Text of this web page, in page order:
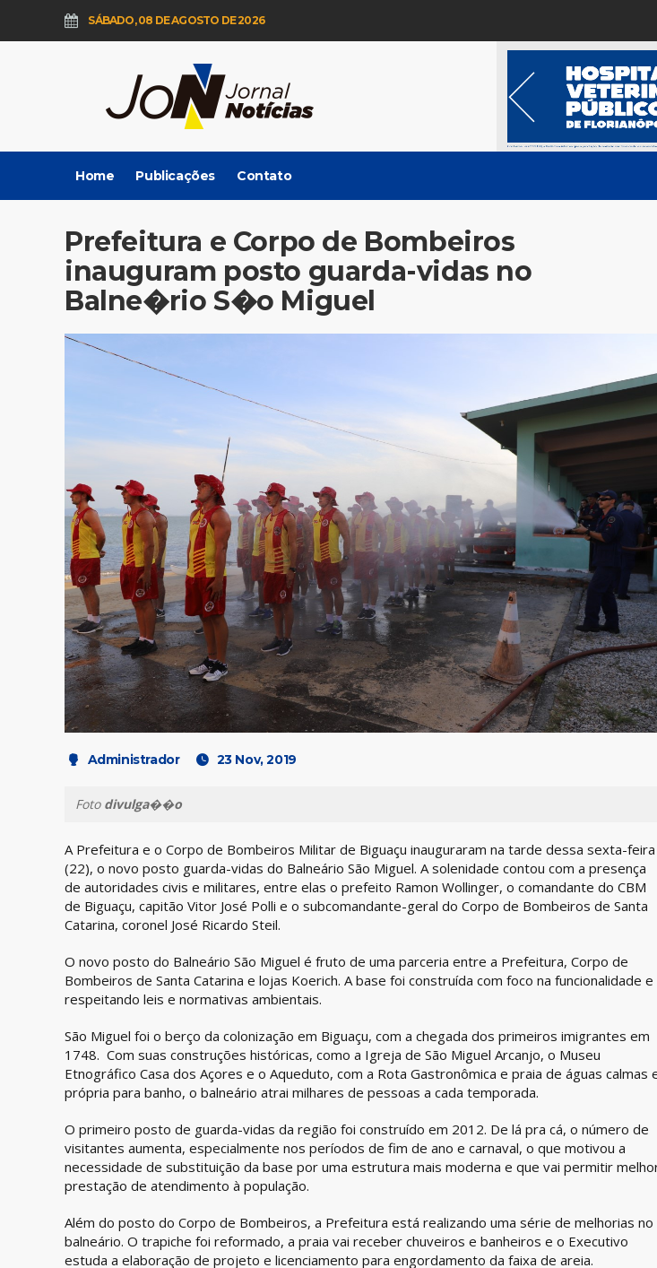
SÁBADO, 08 DE AGOSTO DE 2026
Home Publicações Contato
Prefeitura e Corpo de Bombeiros
inauguram posto guarda-vidas no
Balne�rio S�o Miguel
Administrador 23 Nov, 2019
Foto divulga��o
A Prefeitura e o Corpo de Bombeiros Militar de Biguaçu inauguraram na tarde dessa sexta-feira
(22), o novo posto guarda-vidas do Balneário São Miguel. A solenidade contou com a presença
de autoridades civis e militares, entre elas o prefeito Ramon Wollinger, o comandante do CBM
de Biguaçu, capitão Vitor José Polli e o subcomandante-geral do Corpo de Bombeiros de Santa
Catarina, coronel José Ricardo Steil.
O novo posto do Balneário São Miguel é fruto de uma parceria entre a Prefeitura, Corpo de
Bombeiros de Santa Catarina e lojas Koerich. A base foi construída com foco na funcionalidade e
respeitando leis e normativas ambientais.
São Miguel foi o berço da colonização em Biguaçu, com a chegada dos primeiros imigrantes em
1748. Com suas construções históricas, como a Igreja de São Miguel Arcanjo, o Museu
Etnográfico Casa dos Açores e o Aqueduto, com a Rota Gastronômica e praia de águas calmas
própria para banho, o balneário atrai milhares de pessoas a cada temporada.
O primeiro posto de guarda-vidas da região foi construído em 2012. De lá pra cá, o número de
visitantes aumenta, especialmente nos períodos de fim de ano e carnaval, o que motivou a
necessidade de substituição da base por uma estrutura mais moderna e que vai permitir
prestação de atendimento à população.
Além do posto do Corpo de Bombeiros, a Prefeitura está realizando uma série de melhorias no
balneário. O trapiche foi reformado, a praia vai receber chuveiros e banheiros e o Executivo
estuda a elaboração de projeto e licenciamento para engordamento da faixa de areia.